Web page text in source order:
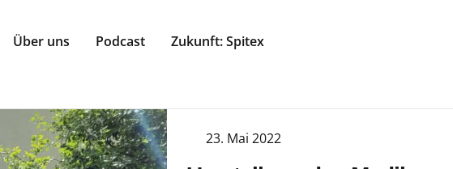
Über uns Podcast Zukunft: Spitex
23. Mai 2022